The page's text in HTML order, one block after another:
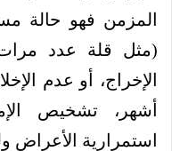
المزمن فهو حالة
(مثل قلة عدد مرات
الإخراج، أو عدم
أشهر، تشخيص
استمرارية